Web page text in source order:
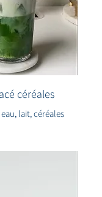
céréales
lait, céréales